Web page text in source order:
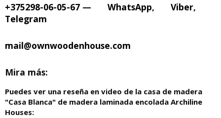
+375298-06-05-67 — WhatsApp, Viber,
Telegram
mail@ownwoodenhouse.com
Mira más:
Puedes ver una reseña en video de la casa de madera
"Casa Blanca" de madera laminada encolada Archiline
Houses: